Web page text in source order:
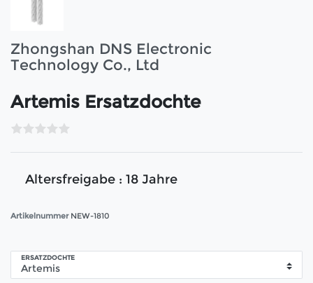
Zhongshan DNS Electronic
Technology Co., Ltd
Artemis Ersatzdochte
Altersfreigabe : 18 Jahre
Artikelnummer NEW-1810
ERSATZDOCHTE